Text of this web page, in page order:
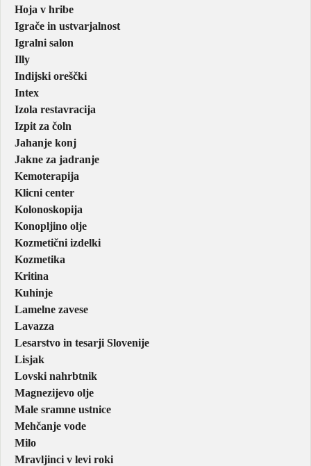
Hoja v hribe
Igrače in ustvarjalnost
Igralni salon
Illy
Indijski oreščki
Intex
Izola restavracija
Izpit za čoln
Jahanje konj
Jakne za jadranje
Kemoterapija
Klicni center
Kolonoskopija
Konopljino olje
Kozmetični izdelki
Kozmetika
Kritina
Kuhinje
Lamelne zavese
Lavazza
Lesarstvo in tesarji Slovenije
Lisjak
Lovski nahrbtnik
Magnezijevo olje
Male sramne ustnice
Mehčanje vode
Milo
Mravljinci v levi roki